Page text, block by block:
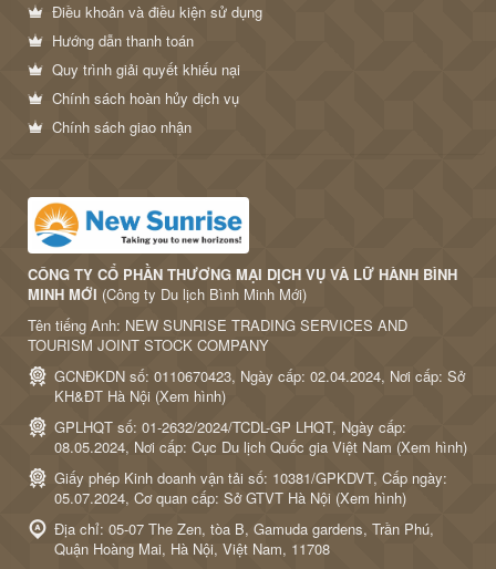
Điều khoản và điều kiện sử dụng
Hướng dẫn thanh toán
Quy trình giải quyết khiếu nại
Chính sách hoàn hủy dịch vụ
Chính sách giao nhận
CÔNG TY CỔ PHẦN THƯƠNG MẠI DỊCH VỤ VÀ LỮ HÀNH BÌNH
MINH MỚI (Công ty Du lịch Bình Minh Mới)
Tên tiếng Anh: NEW SUNRISE TRADING SERVICES AND
TOURISM JOINT STOCK COMPANY
GCNĐKDN số: 0110670423, Ngày cấp: 02.04.2024, Nơi cấp: Sở
KH&ĐT Hà Nội (Xem hình)
GPLHQT số: 01-2632/2024/TCDL-GP LHQT, Ngày cấp:
08.05.2024, Nơi cấp: Cục Du lịch Quốc gia Việt Nam (Xem hình)
Giấy phép Kinh doanh vận tải số: 10381/GPKDVT, Cấp ngày:
05.07.2024, Cơ quan cấp: Sở GTVT Hà Nội (Xem hình)
Địa chỉ: 05-07 The Zen, tòa B, Gamuda gardens, Trần Phú,
Quận Hoàng Mai, Hà Nội, Việt Nam, 11708